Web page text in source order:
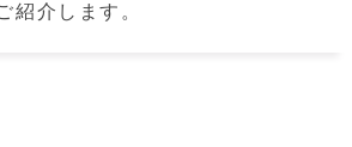
紹介します。